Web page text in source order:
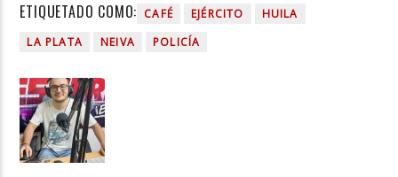
ETIQUETADO COMO: CAFÉ EJÉRCITO
HUILA
LA PLATA
NEIVA POLICÍA